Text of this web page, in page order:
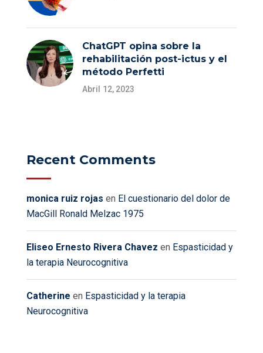
ChatGPT opina sobre la
rehabilitación post-ictus y el
método Perfetti
Abril 12, 2023
Recent Comments
monica ruiz rojas en El cuestionario del dolor de
MacGill Ronald Melzac 1975
Eliseo Ernesto Rivera Chavez en Espasticidad y
la terapia Neurocognitiva
Catherine en Espasticidad y la terapia
Neurocognitiva